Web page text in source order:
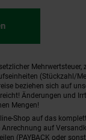
Mehrwertsteuer,
(Stückzahl/
beziehen sich auf
Änderungen und
Mengen!
Shop auf das
auf
(PAYBACK oder